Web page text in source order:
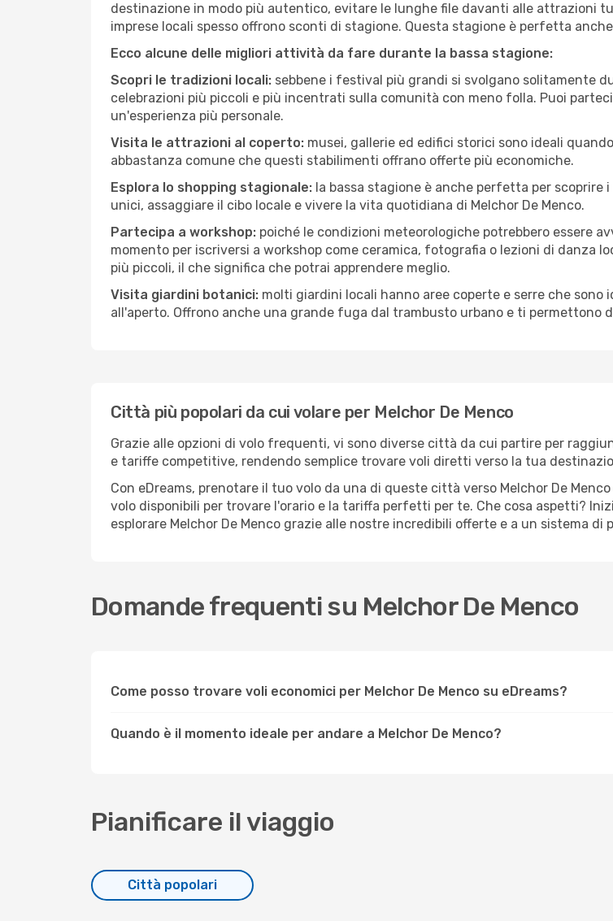
destinazione in modo più autentico, evitare le lunghe file davanti alle attrazioni
imprese locali spesso offrono sconti di stagione. Questa stagione è perfetta
Ecco alcune delle migliori attività da fare durante la bassa stagione:
Scopri le tradizioni locali: sebbene i festival più grandi si svolgano solitamente
celebrazioni più piccoli e più incentrati sulla comunità con meno folla. Puoi
un'esperienza più personale.
Visita le attrazioni al coperto: musei, gallerie ed edifici storici sono ideali
abbastanza comune che questi stabilimenti offrano offerte più economiche.
Esplora lo shopping stagionale: la bassa stagione è anche perfetta per
unici, assaggiare il cibo locale e vivere la vita quotidiana di Melchor De Menco.
Partecipa a workshop: poiché le condizioni meteorologiche potrebbero essere
momento per iscriversi a workshop come ceramica, fotografia o lezioni di danza
più piccoli, il che significa che potrai apprendere meglio.
Visita giardini botanici: molti giardini locali hanno aree coperte e serre che
all'aperto. Offrono anche una grande fuga dal trambusto urbano e ti permettono
Città più popolari da cui volare per Melchor De Menco
Grazie alle opzioni di volo frequenti, vi sono diverse città da cui partire per
e tariffe competitive, rendendo semplice trovare voli diretti verso la tua
Con eDreams, prenotare il tuo volo da una di queste città verso Melchor De
volo disponibili per trovare l'orario e la tariffa perfetti per te. Che cosa aspetti?
esplorare Melchor De Menco grazie alle nostre incredibili offerte e a un sistema
Domande frequenti su Melchor De Menco
Come posso trovare voli economici per Melchor De Menco su eDreams?
Quando è il momento ideale per andare a Melchor De Menco?
Pianificare il viaggio
Città popolari